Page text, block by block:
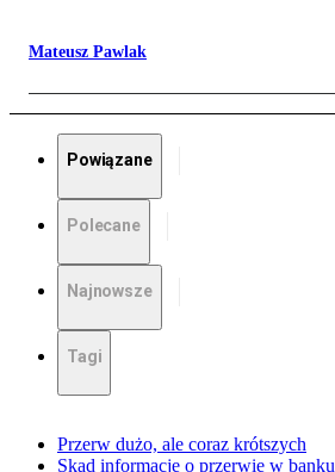
Mateusz Pawlak
Powiązane
Polecane
Najnowsze
Tagi
Przerw dużo, ale coraz krótszych
Skąd informacje o przerwie w banku